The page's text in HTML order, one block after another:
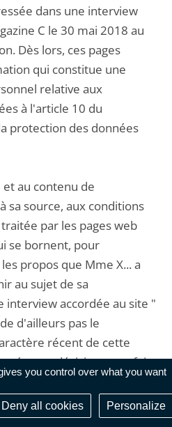
you control over what you want
Deny all cookies Personalize
dans une interview
C le 30 mai 2018 au
Dès lors, ces pages
qui constitue une
relative aux
à l'article 10 du
protection des données
et au contenu de
sa source, aux conditions
par les pages web
se bornent, pour
propos que Mme X... a
au sujet de sa
interview accordée au site "
d'ailleurs pas le
récent de cette
décision et au fait
une certaine notoriété en
d'une série qui
sur la chaîne D, la CNIL